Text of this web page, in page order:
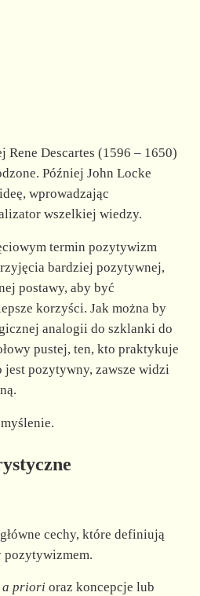
Rene Descartes (1596 – 1650)
Później John Locke
wprowadzając
wszelkiej wiedzy.
termin pozytywizm
bardziej pozytywnej,
postawy, aby być
korzyści. Jak można by
analogii do szklanki do
pustej, ten, kto praktykuje
pozytywny, zawsze widzi
cechy, które definiują
a priori oraz koncepcje lub